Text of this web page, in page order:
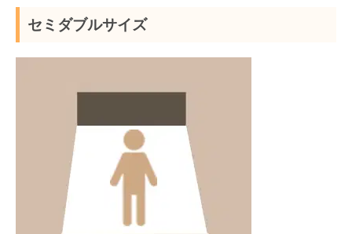
セミダブルサイズ